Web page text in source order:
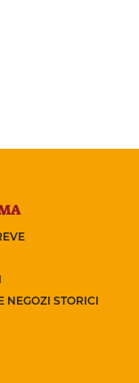
NEGOZI STORICI